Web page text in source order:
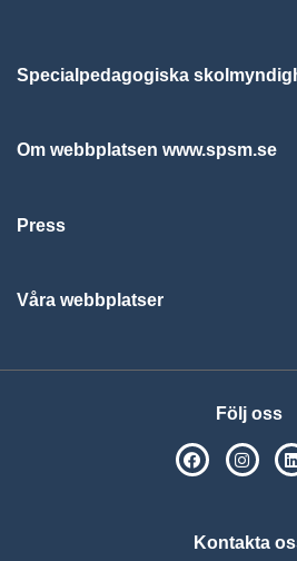
Specialpedagogiska
Om webbplatsen www.spsm.se
Press
Våra webbplatser
Följ oss
SPSM på
Kontakta